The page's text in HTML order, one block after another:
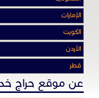
عن موقع حراج